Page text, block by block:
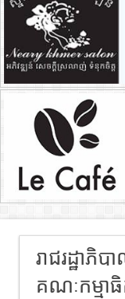
រាជរដ្ឋាភិ
គណៈកម្មា